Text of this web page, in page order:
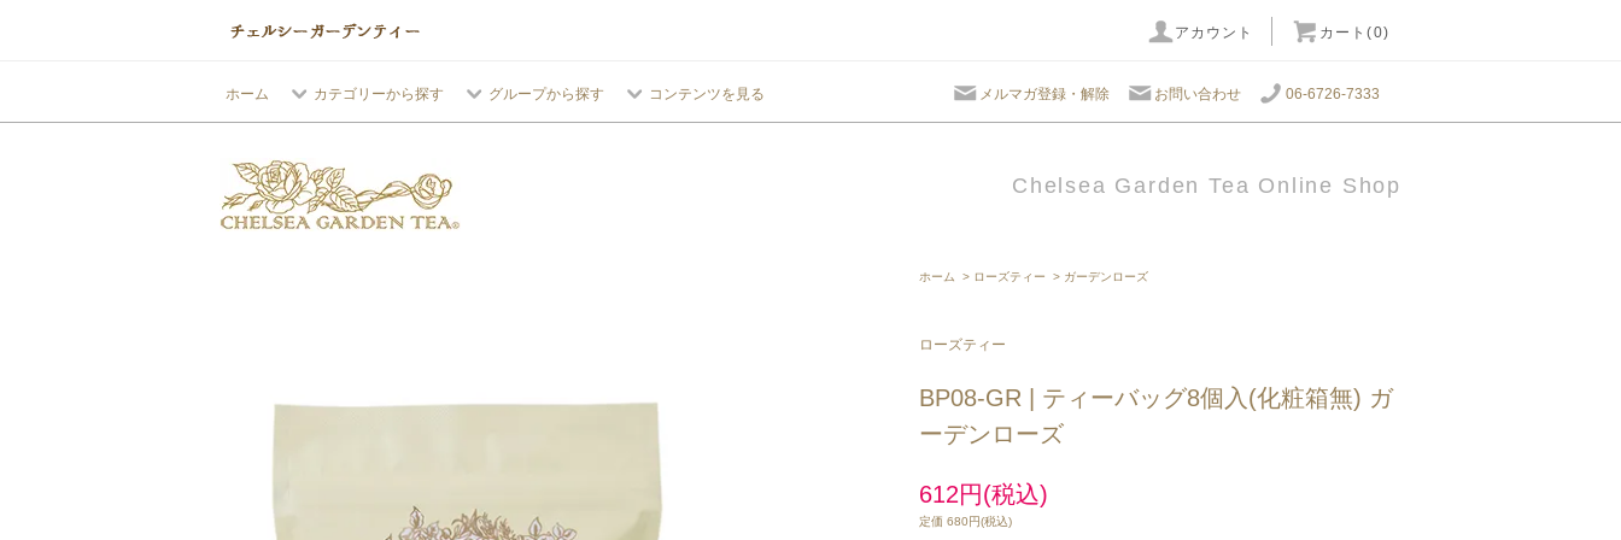
アカウント カート(0)
ホーム カテゴリーから探す グループから探す コンテンツを見る メルマガ登録・解除 お問い合わせ 06-6726-7333
Chelsea Garden Tea Online Shop
ホーム > ローズティー > ガーデンローズ
ローズティー
BP08-GR | ティーバッグ8個入(化粧箱無) ガ
ーデンローズ
612円(税込)
定価 680円(税込)